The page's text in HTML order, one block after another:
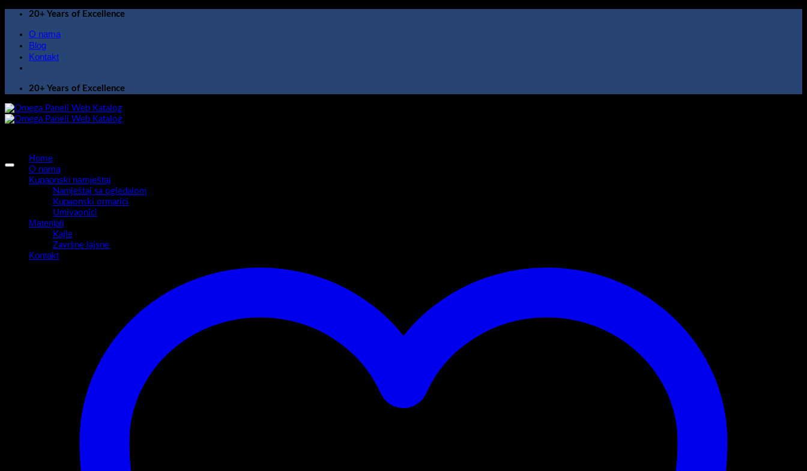
Skip
content
20+ Years of Excellence
O nama
Blog
Kontakt
20+ Years of Excellence
Home
O nama
Kupaonski namještaj
Namještaj sa ogledalom
Kupaonski ormarići
Umivaonici
Materijali
Kajle
Završne lajsne
Kontakt